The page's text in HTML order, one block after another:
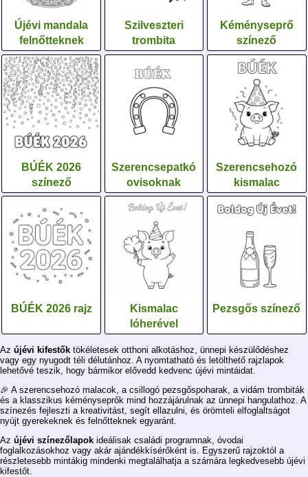
Újévi mandala
felnőtteknek
Szilveszteri
trombita
Kéményseprő
színező
BÚÉK 2026
színező
Szerencsepatkó
ovisoknak
Szerencsehozó
kismalac
BÚÉK 2026 rajz
Kismalac
lóherével
Pezsgős színező
Az újévi kifestők tökéletesek otthoni alkotáshoz, ünnepi készülődéshez
vagy egy nyugodt téli délutánhoz. A nyomtatható és letölthető rajzlapok
lehetővé teszik, hogy bármikor elővedd kedvenc újévi mintáidat.
🎉 A szerencsehozó malacok, a csillogó pezsgőspoharak, a vidám trombiták
és a klasszikus kéményseprők mind hozzájárulnak az ünnepi hangulathoz. A
színezés fejleszti a kreativitást, segít ellazulni, és örömteli elfoglaltságot
nyújt gyerekeknek és felnőtteknek egyaránt.
Az újévi színezőlapok ideálisak családi programnak, óvodai
foglalkozásokhoz vagy akár ajándékkísérőként is. Egyszerű rajzoktól a
részletesebb mintákig mindenki megtalálhatja a számára legkedvesebb újévi
kifestőt.